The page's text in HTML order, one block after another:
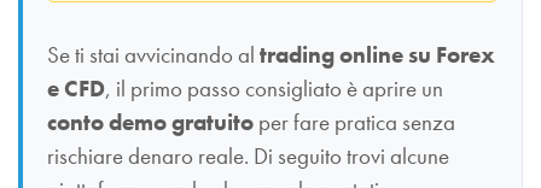
Se ti stai avvicinando al trading online su Forex
e CFD, il primo passo consigliato è aprire un
conto demo gratuito per fare pratica senza
rischiare denaro reale. Di seguito trovi alcune